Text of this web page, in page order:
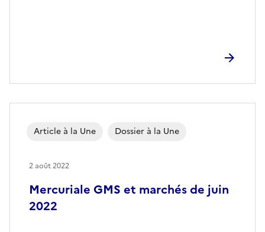
Mercuriale GMS et marchés de juin
2022
Article à la Une Dossier à la Une
2 août 2022